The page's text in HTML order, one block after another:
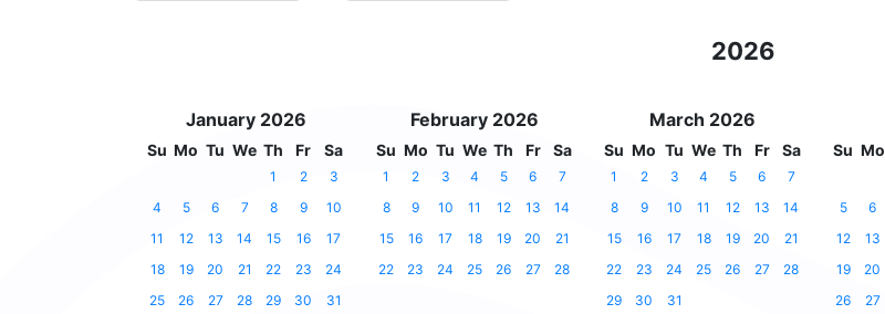
2026
January 2026
Su Mo Tu We Th Fr Sa
1 2
3
4
5 6 7 8 9
10
11
12 13 14 15 16
17
18
19 20 21 22 23
24
25
26 27 28 29 30 31
February 2026
Su Mo Tu We Th Fr Sa
1 2 3 4 5 6
7
8
9 10 11 12 13
14
15
16 17 18 19 20
21
22
23 24 25 26 27 28
March 2026
Su Mo Tu We Th Fr Sa
1 2 3 4 5 6
7
8
9 10 11 12 13
14
15
16 17 18 19 20
21
22
23 24 25 26 27
28
29
30 31
Su Mo
5
6
12
13
19
20
26
27